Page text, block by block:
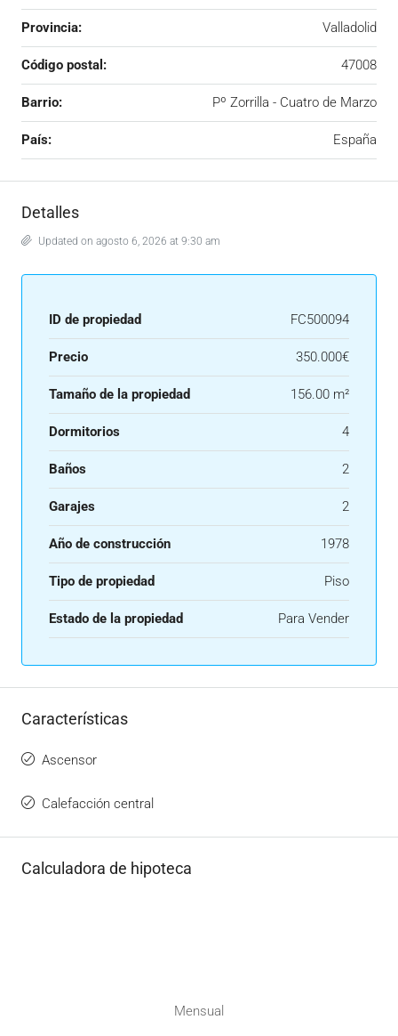
Provincia: Valladolid
Código postal: 47008
Barrio: Pº Zorrilla - Cuatro de Marzo
País: España
Detalles
Updated on agosto 6, 2026 at 9:30 am
ID de propiedad FC500094
Precio 350.000€
Tamaño de la propiedad 156.00 m²
Dormitorios 4
Baños 2
Garajes 2
Año de construcción 1978
Tipo de propiedad Piso
Estado de la propiedad Para Vender
Características
Ascensor
Calefacción central
Calculadora de hipoteca
Mensual